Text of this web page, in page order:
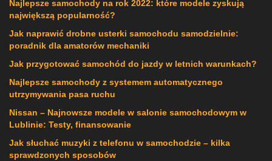
Najlepsze samochody na rok 2022: które modele zyskują
największą popularność?
Jak naprawić drobne usterki samochodu samodzielnie:
poradnik dla amatorów mechaniki
Jak przygotować samochód do jazdy w letnich warunkach?
Najlepsze samochody z systemem automatycznego
utrzymywania pasa ruchu
Nissan – Najnowsze modele w salonie samochodowym w
Lublinie: Testy, finansowanie
Jak słuchać muzyki z telefonu w samochodzie – kilka
sprawdzonych sposobów